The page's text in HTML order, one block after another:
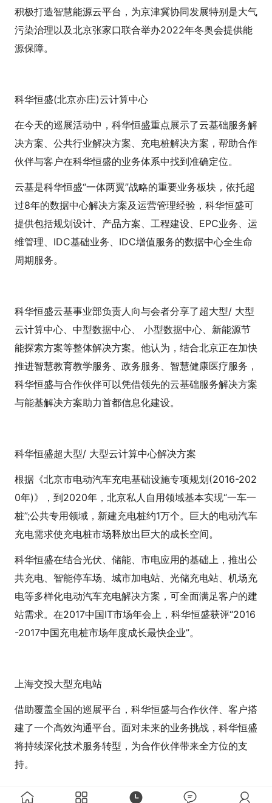
积极打造智慧能源云平台，为京津冀协同发展特别是大气
污染治理以及北京张家口联合举办2022年冬奥会提供能
源保障。
科华恒盛(北京亦庄)云计算中心
在今天的巡展活动中，科华恒盛重点展示了云基础服务解
决方案、公共行业解决方案、充电桩解决方案，帮助合作
伙伴与客户在科华恒盛的业务体系中找到准确定位。
云基是科华恒盛“一体两翼”战略的重要业务板块，依托超
过8年的数据中心解决方案及运营管理经验，科华恒盛可
提供包括规划设计、产品方案、工程建设、EPC业务、运
维管理、IDC基础业务、IDC增值服务的数据中心全生命
周期服务。
科华恒盛云基事业部负责人向与会者分享了超大型/ 大型
云计算中心、中型数据中心、 小型数据中心、新能源节
能探索方案等整体解决方案。他认为，结合北京正在加快
推进智慧教育教学服务、政务服务、智慧健康医疗服务，
科华恒盛与合作伙伴可以凭借领先的云基础服务解决方案
与能基解决方案助力首都信息化建设。
科华恒盛超大型/ 大型云计算中心解决方案
根据《北京市电动汽车充电基础设施专项规划(2016-202
0年)》，到2020年，北京私人自用领域基本实现“一车一
桩”;公共专用领域，新建充电桩约1万个。巨大的电动汽车
充电需求使充电桩市场释放出巨大的成长空间。
科华恒盛在结合光伏、储能、市电应用的基础上，推出公
共充电、智能停车场、城市加电站、光储充电站、机场充
电等多样化电动汽车充电解决方案，可全面满足客户的建
站需求。在2017中国IT市场年会上，科华恒盛获评“2016
-2017中国充电桩市场年度成长最快企业”。
上海交投大型充电站
借助覆盖全国的巡展平台，科华恒盛与合作伙伴、客户搭
建了一个高效沟通平台。面对未来的业务挑战，科华恒盛
将持续深化技术服务转型，为合作伙伴带来全方位的支
持。